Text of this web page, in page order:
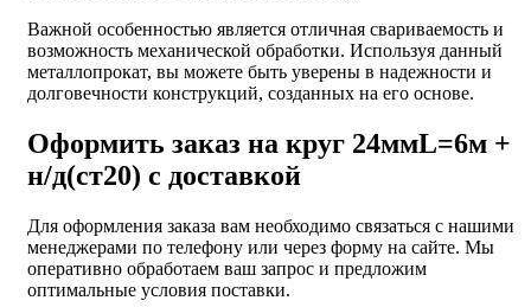
Важной особенностью является отличная свариваемость и
возможность механической обработки. Используя данный
металлопрокат, вы можете быть уверены в надежности и
долговечности конструкций, созданных на его основе.
Оформить заказ на круг 24ммL=6м +
н/д(ст20) с доставкой
Для оформления заказа вам необходимо связаться с нашими
менеджерами по телефону или через форму на сайте. Мы
оперативно обработаем ваш запрос и предложим
оптимальные условия поставки.